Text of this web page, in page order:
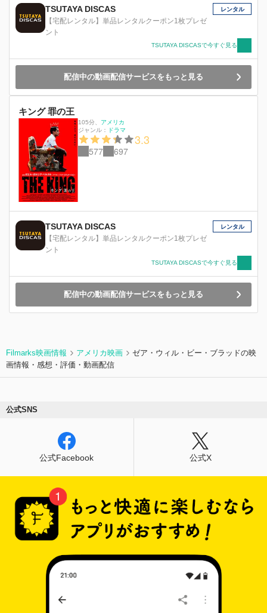
TSUTAYA DISCAS
【宅配レンタル】単品レンタルクーポン1枚プレゼ
ント
レンタル
TSUTAYA DISCASで今すぐ見る
配信中の動画配信サービスをもっと見る
キング 罪の王
105分
アメリカ
ジャンル：
ドラマ
3.3
577 697
TSUTAYA DISCAS
【宅配レンタル】単品レンタルクーポン1枚プレゼ
ント
レンタル
TSUTAYA DISCASで今すぐ見る
配信中の動画配信サービスをもっと見る
Filmarks映画情報 アメリカ映画
ゼア・ウィル・ビー・ブラッドの映
画情報・感想・評価・動画配信
公式SNS
公式Facebook 公式X